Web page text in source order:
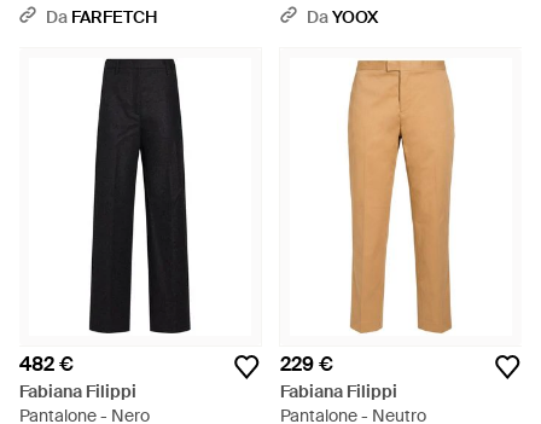
Neutro
Da FARFETCH
DaYOOX
482 €
Fabiana Filippi
Pantalone - Nero
229 €
Fabiana Filippi
Pantalone - Neutro